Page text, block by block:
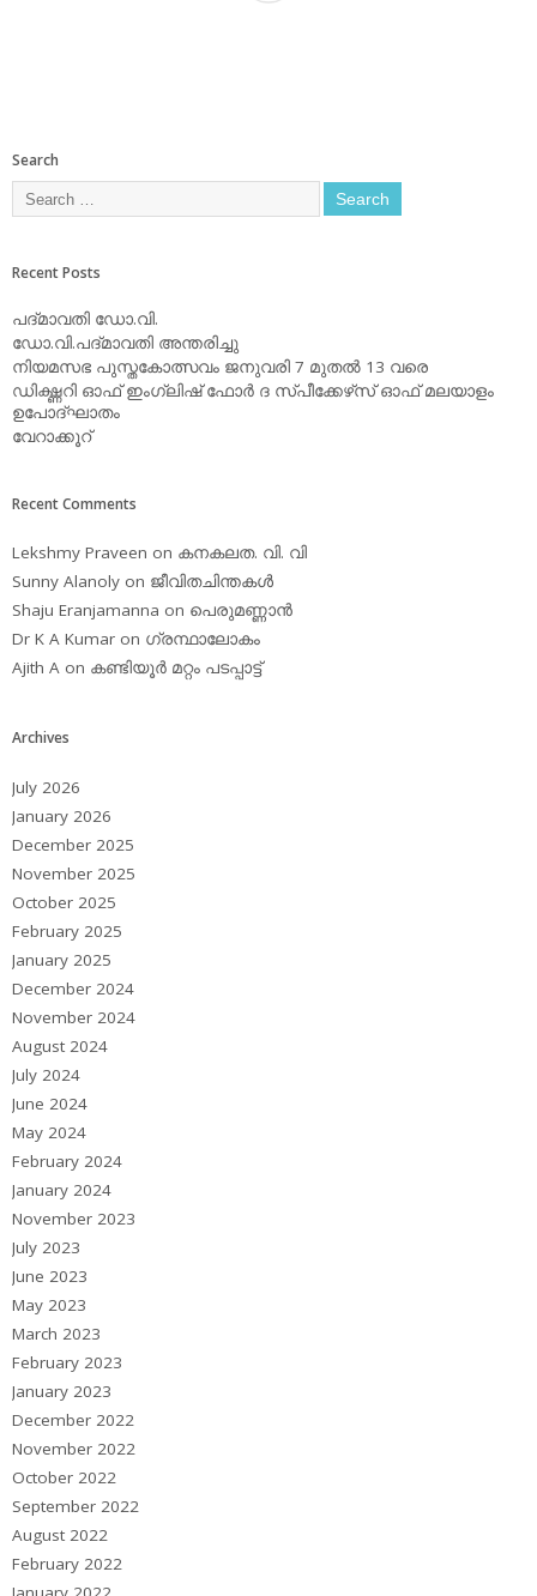
Search
Recent Posts
പദ്മാവതി ഡോ.വി.
ഡോ.വി.പദ്മാവതി അന്തരിച്ചു
നിയമസഭ പുസ്തകോത്സവം ജനുവരി 7 മുതല്‍ 13 വരെ
ഡിക്ഷ്ണറി ഓഫ് ഇംഗ്ലിഷ് ഫോര്‍ ദ സ്പീക്കേഴ്‌സ് ഓഫ് മലയാളം
ഉപോദ്ഘാതം
വേറാക്കൂറ്
Recent Comments
Lekshmy Praveen on കനകലത. വി. വി
Sunny Alanoly on ജീവിതചിന്തകള്‍
Shaju Eranjamanna on പെരുമണ്ണാന്‍
Dr K A Kumar on ഗ്രന്ഥാലോകം
Ajith A on കണ്ടിയൂര്‍ മറ്റം പടപ്പാട്ട്‌
Archives
July 2026
January 2026
December 2025
November 2025
October 2025
February 2025
January 2025
December 2024
November 2024
August 2024
July 2024
June 2024
May 2024
February 2024
January 2024
November 2023
July 2023
June 2023
May 2023
March 2023
February 2023
January 2023
December 2022
November 2022
October 2022
September 2022
August 2022
February 2022